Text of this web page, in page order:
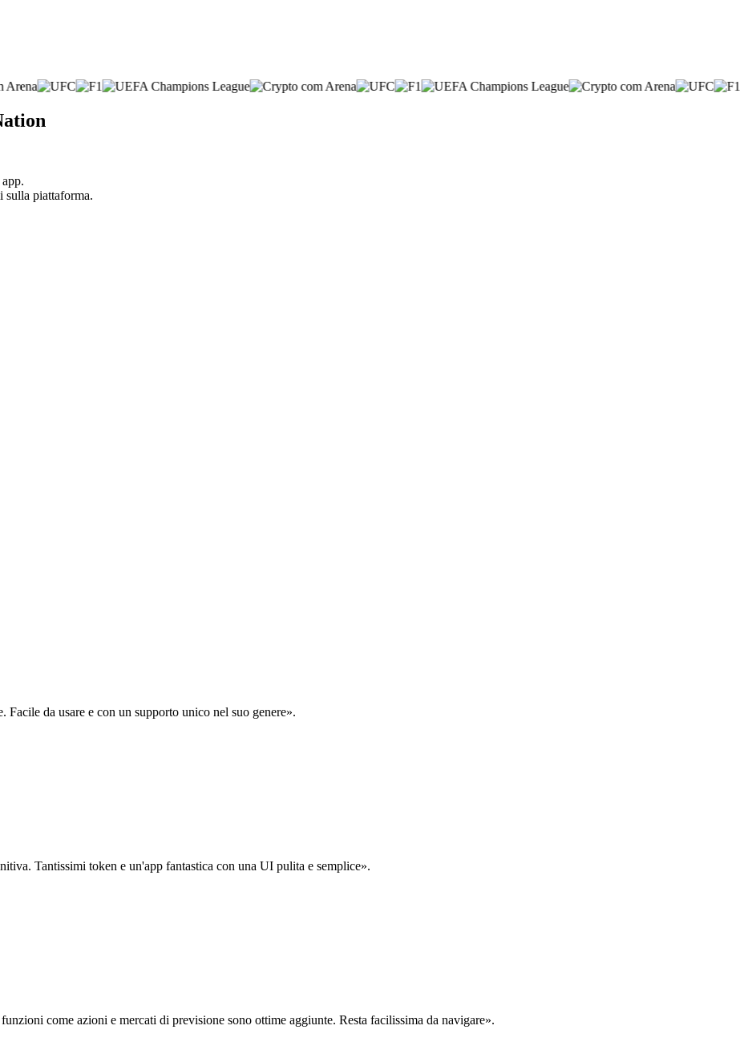
sulla piattaforma.
da usare e con un supporto unico nel suo genere».
Tantissimi token e un'app fantastica con una UI pulita e semplice».
come azioni e mercati di previsione sono ottime aggiunte. Resta facilissima da navigare».